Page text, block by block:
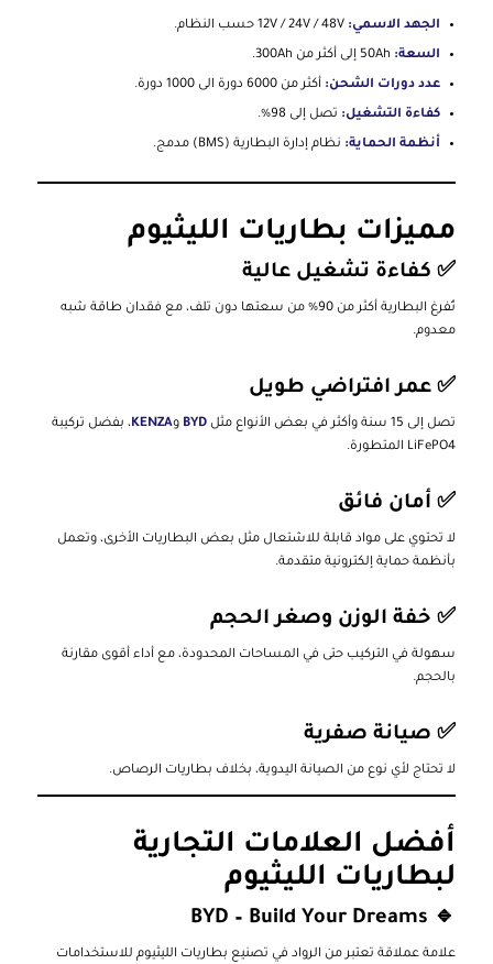
الجهد الاسمي:
السعة:
عدد دورات الشحن: أكثر من 6000 دورة الى 1000 دورة.
كفاءة التشغيل: تصل إلى 98%.
أنظمة الحماية: نظام إدارة البطارية (BMS) مدمج.
مميزات بطاريات الليثيوم
✅ كفاءة تشغيل عالية
تُفرغ البطارية أكثر من 90% من سعتها دون تلف، مع فقدان طاقة شبه
معدوم.
✅ عمر افتراضي طويل
تصل إلى 15 سنة وأكثر في بعض الأنواع مثل BYD وKENZA، بفضل تركيبة
LiFePO4 المتطورة.
✅ أمان فائق
لا تحتوي على مواد قابلة للاشتعال مثل بعض البطاريات الأخرى، وتعمل
بأنظمة حماية إلكترونية متقدمة.
✅ خفة الوزن وصغر الحجم
سهولة في التركيب حتى في المساحات المحدودة، مع أداء أقوى مقارنة
بالحجم.
✅ صيانة صفرية
لا تحتاج لأي نوع من الصيانة اليدوية، بخلاف بطاريات الرصاص.
أفضل العلامات التجارية
لبطاريات الليثيوم
🔹
BYD – Build Your Dreams
علامة عملاقة تعتبر من الرواد في تصنيع بطاريات الليثيوم للاستخدامات